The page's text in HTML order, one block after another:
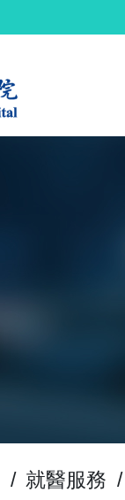
/ 就醫服務 /